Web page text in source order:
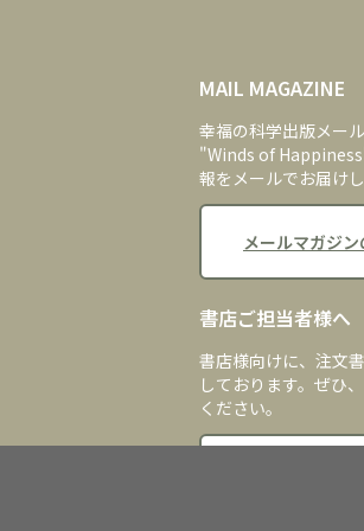
MAIL MAGAZINE
幸福の科学出版メー
"Winds of
報をメールでお届けし
メールマガジ
書店ご担当者様へ
書店様向けに、注文
しております。ぜひ
ください。